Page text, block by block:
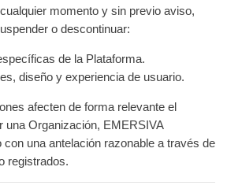
momento y sin previo aviso,
o descontinuar:
de la Plataforma.
diseño y experiencia de usuario.
afecten de forma relevante el
una Organización, EMERSIVA
una antelación razonable a través de
registrados.